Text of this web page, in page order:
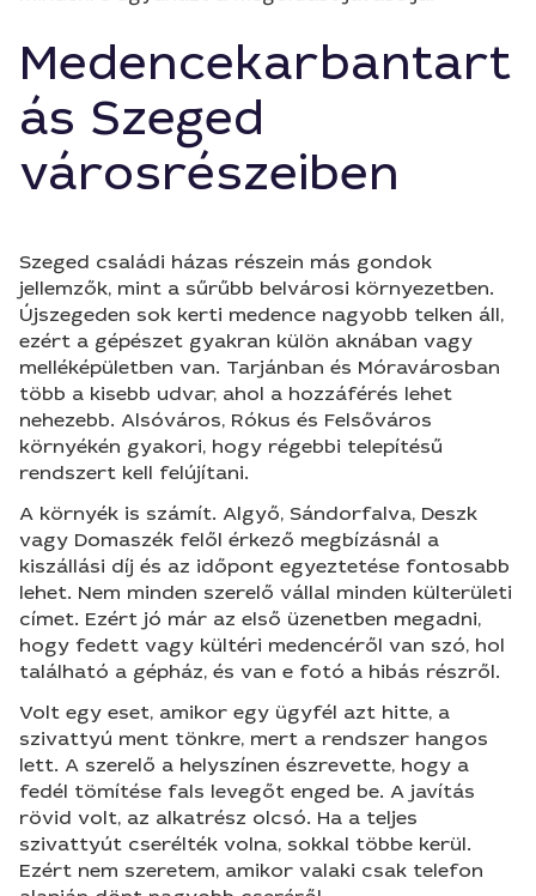
Medencekarbantart
ás Szeged
városrészeiben
Szeged családi házas részein más gondok
jellemzők, mint a sűrűbb belvárosi környezetben.
Újszegeden sok kerti medence nagyobb telken áll,
ezért a gépészet gyakran külön aknában vagy
melléképületben van. Tarjánban és Móravárosban
több a kisebb udvar, ahol a hozzáférés lehet
nehezebb. Alsóváros, Rókus és Felsőváros
környékén gyakori, hogy régebbi telepítésű
rendszert kell felújítani.
A környék is számít. Algyő, Sándorfalva, Deszk
vagy Domaszék felől érkező megbízásnál a
kiszállási díj és az időpont egyeztetése fontosabb
lehet. Nem minden szerelő vállal minden külterületi
címet. Ezért jó már az első üzenetben megadni,
hogy fedett vagy kültéri medencéről van szó, hol
található a gépház, és van e fotó a hibás részről.
Volt egy eset, amikor egy ügyfél azt hitte, a
szivattyú ment tönkre, mert a rendszer hangos
lett. A szerelő a helyszínen észrevette, hogy a
fedél tömítése fals levegőt enged be. A javítás
rövid volt, az alkatrész olcsó. Ha a teljes
szivattyút cserélték volna, sokkal többe kerül.
Ezért nem szeretem, amikor valaki csak telefon